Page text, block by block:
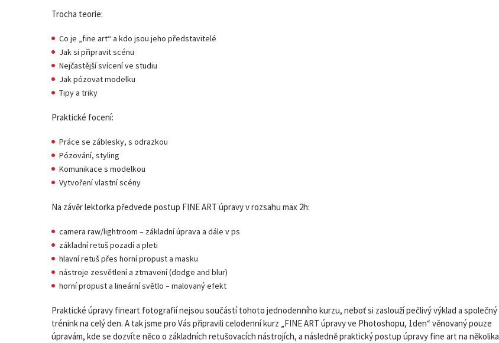
Trocha teorie:
Co je „fine art“ a kdo jsou jeho představitelé
Jak si připravit scénu
Nejčastější svícení ve studiu
Jak pózovat modelku
Tipy a triky
Praktické focení:
Práce se záblesky, s odrazkou
Pózování, styling
Komunikace s modelkou
Vytvoření vlastní scény
Na závěr lektorka předvede postup FINE ART úpravy v rozsahu max 2h:
camera raw/lightroom – základní úprava a dále v ps
základní retuš pozadí a pleti
hlavní retuš přes horní propust a masku
nástroje zesvětlení a ztmavení (dodge and blur)
horní propust a lineární světlo – malovaný efekt
Praktické úpravy fineart fotografií nejsou součástí tohoto jednodenního kurzu, neboť si zaslouží pečlivý výklad a společný
trénink na celý den. A tak jsme pro Vás připravili celodenní kurz „FINE ART úpravy ve Photoshopu, 1den“ věnovaný pouze
úpravám, kde se dozvíte něco o základních retušovacích nástrojích, a následně praktický postup úpravy fine art na několika